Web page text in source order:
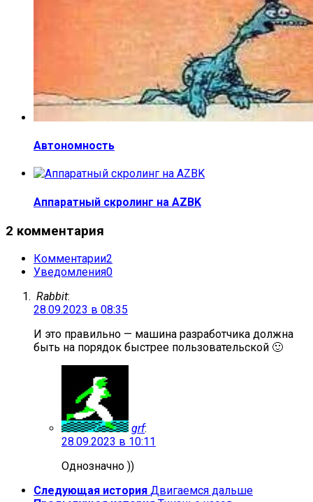
Автономность
Аппаратный скролинг на AZBK
2 комментария
Комментарии2
Уведомления0
Rabbit:
28.09.2023 в 08:35
И это правильно — машина разработчика должна
быть на порядок быстрее пользовательской 🙂
grf:
28.09.2023 в 10:11
Однозначно ))
Следующая история Двигаемся дальше